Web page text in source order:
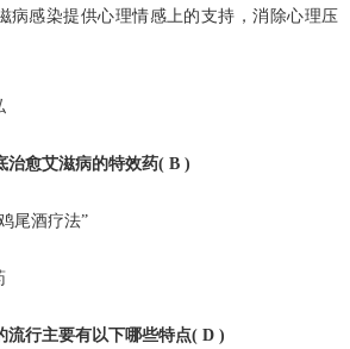
病感染提供心理情感上的支持，消除心理压
治愈艾滋病的特效药( B )
尾酒疗法”
流行主要有以下哪些特点( D )